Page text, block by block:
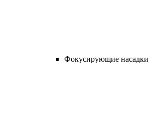
Фокусирующие насадки